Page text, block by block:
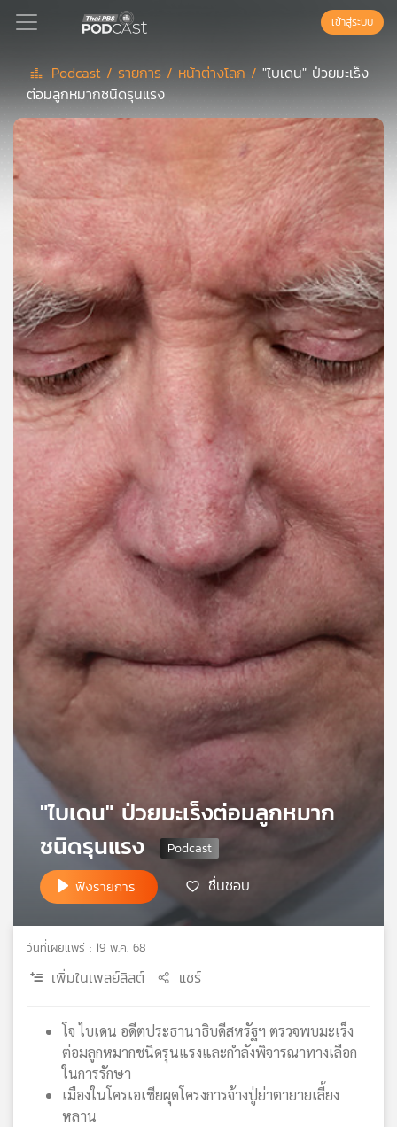
Podcast
เพล
ย์
ลิ
สต์
แนะนำ
เพล
ย์
ลิ
สต์
ของ
คุณ
บทความ
ข่าว
และ
กิจกรรม
เรา
เครือ
เอส
เข้าสู่ระบบ
Podcast / รายการ / หน้าต่างโลก / "ไบเดน" ป่วยมะเร็ง
ต่อมลูกหมากชนิดรุนแรง
"ไบเดน" ป่วยมะเร็งต่อมลูกหมาก
ชนิดรุนแรง
ฟังรายการ ชื่นชอบ
วันที่เผยแพร่ : 19 พ.ค. 68
เพิ่มในเพลย์ลิสต์ แชร์
โจ ไบเดน อดีตประธานาธิบดีสหรัฐฯ ตรวจพบมะเร็ง
ต่อมลูกหมากชนิดรุนแรงและกำลังพิจารณาทางเลือก
ในการรักษา
เมืองในโครเอเชียผุดโครงการจ้างปู่ย่าตายายเลี้ยง
หลาน